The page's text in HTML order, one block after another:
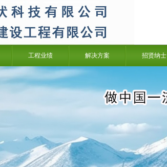
工程业绩 解决方案 招贤纳士